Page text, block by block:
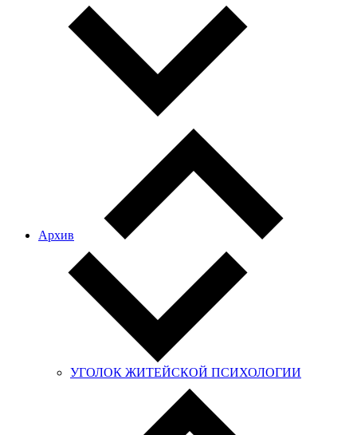
Архив
УГОЛОК ЖИТЕЙСКОЙ ПСИХОЛОГИИ